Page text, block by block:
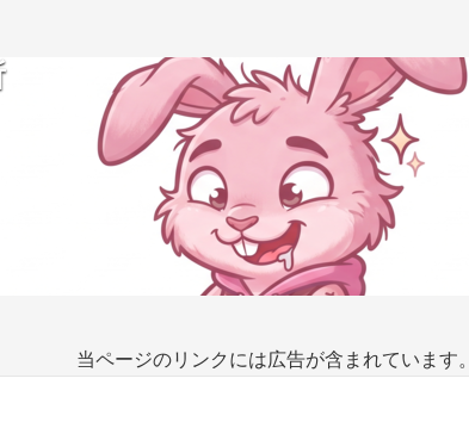
当ページのリンクには広告が含まれています。